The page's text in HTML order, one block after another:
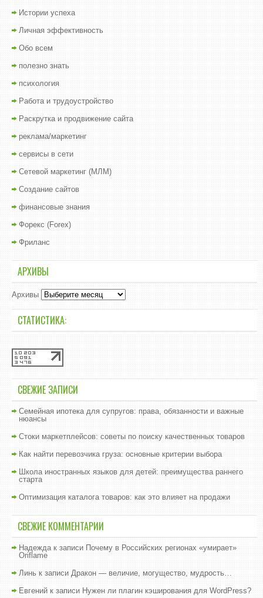
Истории успеха
Личная эффективность
Обо всем
полезно знать
психология
Работа и трудоустройство
Раскрутка и продвижение сайта
реклама/маркетинг
сервисы в сети
Сетевой маркетинг (МЛМ)
Создание сайтов
финансовые знания
Форекс (Forex)
Фриланс
АРХИВЫ
Архивы
СТАТИСТИКА:
СВЕЖИЕ ЗАПИСИ
Семейная ипотека для супругов: права, обязанности и важные
нюансы
Стоки маркетплейсов: советы по поиску качественных товаров
Как найти перевозчика груза: основные критерии выбора
Школа иностранных языков для детей: преимущества раннего
старта
Оптимизация каталога товаров: как это влияет на продажи
СВЕЖИЕ КОММЕНТАРИИ
Надеждак записи Почему в Российских регионах «умирает»
Oriflame
Линь к записи Дракон — величие, могущество, мудрость…
Евгений к записи Нужен ли плагин кэширования для WordPress?